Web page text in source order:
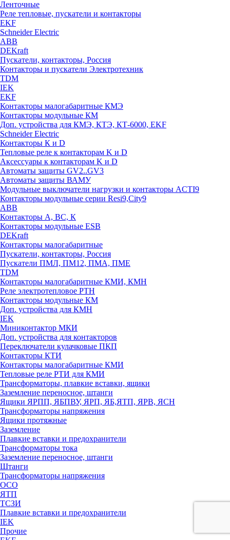
Ленточные
Реле тепловые, пускатели и контакторы
EKF
Schneider Electric
ABB
DEKraft
Пускатели, контакторы, Россия
Контакторы и пускатели Электротехник
TDM
IEK
EKF
Контакторы малогабаритные КМЭ
Контакторы модульные КМ
Доп. устройства для КМЭ, КТЭ, КТ-6000, EKF
Schneider Electric
Контакторы К и D
Тепловые реле к контакторам K и D
Аксессуары к контакторам K и D
Автоматы защиты GV2..GV3
Автоматы защиты ВАМУ
Модульные выключатели нагрузки и контакторы ACTI9
Контакторы модульные серии Resi9,City9
ABB
Контакторы А, ВС, К
Контакторы модульные ESB
DEKraft
Контакторы малогабаритные
Пускатели, контакторы, Россия
Пускатели ПМЛ, ПМ12, ПМА, ПМЕ
TDM
Контакторы малогабаритные КМИ, КМН
Реле электротепловое РТН
Контакторы модульные КМ
Доп. устройства для КМН
IEK
Миниконтактор МКИ
Доп. устройства для контакторов
Переключатели кулачковые ПКП
Контакторы КТИ
Контакторы малогабаритные КМИ
Тепловые реле РTИ для КМИ
Трансформаторы, плавкие вставки, ящики
Заземление переносное, штанги
Ящики ЯРПП, ЯБПВУ, ЯРП, ЯБ,ЯТП, ЯРВ, ЯСН
Трансформаторы напряжения
Ящики протяжные
Заземление
Плавкие вставки и предохранители
Трансформаторы тока
Заземление переносное, штанги
Штанги
Трансформаторы напряжения
ОСО
ЯТП
ТСЗИ
Плавкие вставки и предохранители
IEK
Прочие